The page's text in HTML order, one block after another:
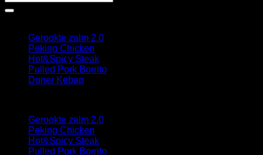
Gerookte zalm 2.0
Peking Chicken
Hot&Spicy Steak
Pulled Pork Borrito
Doner Kebap
Gerookte zalm 2.0
Peking Chicken
Hot&Spicy Steak
Pulled Pork Borrito